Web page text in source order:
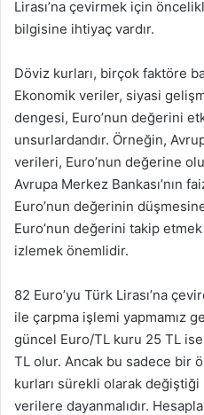
Lirası’na çevirmek için
bilgisine ihtiyaç vardır.
Döviz kurları, birçok faktöre
Ekonomik veriler, siyasi
dengesi, Euro’nun değerini
unsurlardandır. Örneğin,
verileri, Euro’nun değerine
Avrupa Merkez Bankası’nın
Euro’nun değerinin
Euro’nun değerini takip
izlemek önemlidir.
82 Euro’yu Türk Lirası’na
ile çarpma işlemi yapmamız
güncel Euro/TL kuru 25 TL
TL olur. Ancak bu sadece bir
kurları sürekli olarak değiştiği
verilere dayanmalıdır.